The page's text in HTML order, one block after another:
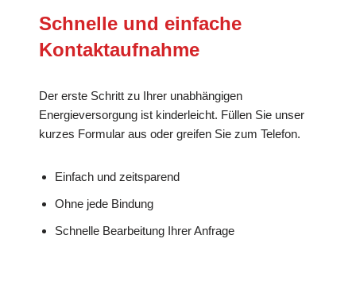
Schnelle und einfache
Kontaktaufnahme
Der erste Schritt zu Ihrer unabhängigen
Energieversorgung ist kinderleicht. Füllen Sie unser
kurzes Formular aus oder greifen Sie zum Telefon.
Einfach und zeitsparend
Ohne jede Bindung
Schnelle Bearbeitung Ihrer Anfrage